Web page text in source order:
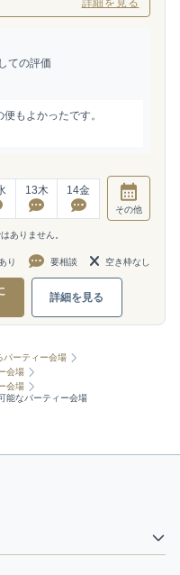
詳細を見る
ての評価
もよかったです。
13木 14金
その他
ありません。
り 要相談 空き枠なし
詳細を見る
パーティー会場
会場
会場
能なパーティー会場